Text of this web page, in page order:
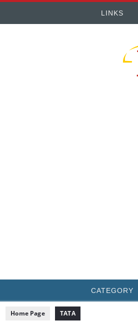
LINKS
CATEGORY
Home Page TATA